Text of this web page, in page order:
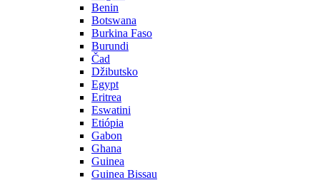
Benin
Botswana
Burkina Faso
Burundi
Čad
Džibutsko
Egypt
Eritrea
Eswatini
Etiópia
Gabon
Ghana
Guinea
Guinea Bissau